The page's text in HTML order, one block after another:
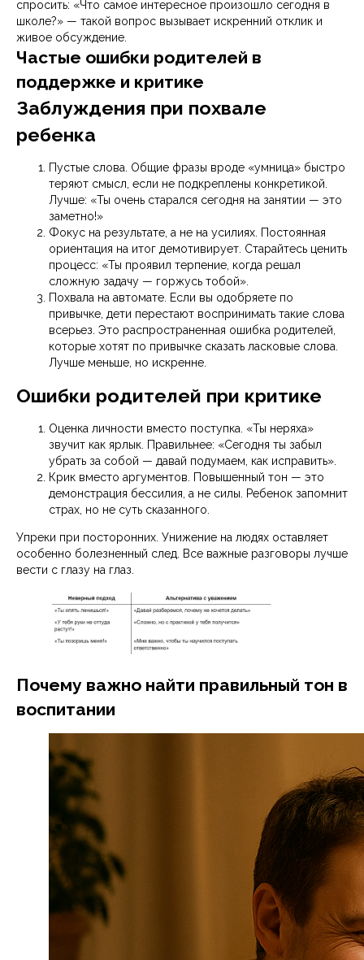
спросить: «Что самое интересное произошло сегодня в
школе?» — такой вопрос вызывает искренний отклик и
живое обсуждение.
Частые ошибки родителей в
поддержке и критике
Заблуждения при похвале
ребенка
Пустые слова. Общие фразы вроде «умница» быстро
теряют смысл, если не подкреплены конкретикой.
Лучше: «Ты очень старался сегодня на занятии — это
заметно!»
Фокус на результате, а не на усилиях. Постоянная
ориентация на итог демотивирует. Старайтесь ценить
процесс: «Ты проявил терпение, когда решал
сложную задачу — горжусь тобой».
Похвала на автомате. Если вы одобряете по
привычке, дети перестают воспринимать такие слова
всерьез. Это распространенная ошибка родителей,
которые хотят по привычке сказать ласковые слова.
Лучше меньше, но искренне.
Ошибки родителей при критике
Оценка личности вместо поступка. «Ты неряха»
звучит как ярлык. Правильнее: «Сегодня ты забыл
убрать за собой — давай подумаем, как исправить».
Крик вместо аргументов. Повышенный тон — это
демонстрация бессилия, а не силы. Ребенок запомнит
страх, но не суть сказанного.
Упреки при посторонних. Унижение на людях оставляет
особенно болезненный след. Все важные разговоры лучше
вести с глазу на глаз.
Почему важно найти правильный тон в
воспитании